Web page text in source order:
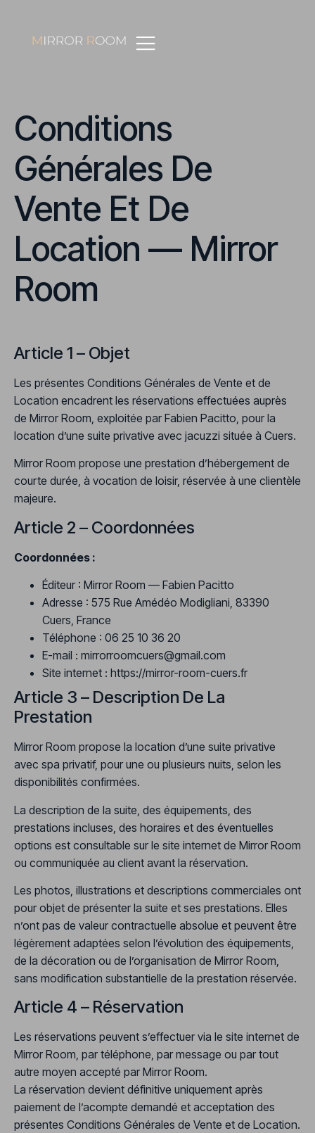
Conditions
Générales De
Vente Et De
Location — Mirror
Room
Article 1 – Objet
Les présentes Conditions Générales de Vente et de
Location encadrent les réservations effectuées auprès
de Mirror Room, exploitée par Fabien Pacitto, pour la
location d’une suite privative avec jacuzzi située à Cuers.
Mirror Room propose une prestation d’hébergement de
courte durée, à vocation de loisir, réservée à une clientèle
majeure.
Article 2 – Coordonnées
Coordonnées :
Éditeur : Mirror Room — Fabien Pacitto
Adresse : 575 Rue Amédéo Modigliani, 83390
Cuers, France
Téléphone : 06 25 10 36 20
E-mail : mirrorroomcuers@gmail.com
Site internet : https://mirror-room-cuers.fr
Article 3 – Description De La
Prestation
Mirror Room propose la location d’une suite privative
avec spa privatif, pour une ou plusieurs nuits, selon les
disponibilités confirmées.
La description de la suite, des équipements, des
prestations incluses, des horaires et des éventuelles
options est consultable sur le site internet de Mirror Room
ou communiquée au client avant la réservation.
Les photos, illustrations et descriptions commerciales ont
pour objet de présenter la suite et ses prestations. Elles
n’ont pas de valeur contractuelle absolue et peuvent être
légèrement adaptées selon l’évolution des équipements,
de la décoration ou de l’organisation de Mirror Room,
sans modification substantielle de la prestation réservée.
Article 4 – Réservation
Les réservations peuvent s’effectuer via le site internet de
Mirror Room, par téléphone, par message ou par tout
autre moyen accepté par Mirror Room.
La réservation devient définitive uniquement après
paiement de l’acompte demandé et acceptation des
présentes Conditions Générales de Vente et de Location.